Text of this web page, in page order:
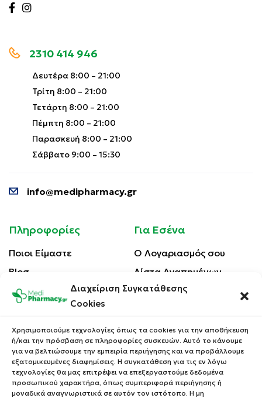
Διαχείριση Συγκατάθεσης
Cookies
Χρησιμοποιούμε τεχνολογίες όπως τα cookies για την αποθήκευση
ή/και την πρόσβαση σε πληροφορίες συσκευών. Αυτό το κάνουμε
για να βελτιώσουμε την εμπειρία περιήγησης και να προβάλλουμε
εξατομικευμένες διαφημίσεις. Η συγκατάθεση για τις εν λόγω
τεχνολογίες θα μας επιτρέψει να επεξεργαστούμε δεδομένα
προσωπικού χαρακτήρα, όπως συμπεριφορά περιήγησης ή
μοναδικά αναγνωριστικά σε αυτόν τον ιστότοπο. Η μη
2310 414 946
Δευτέρα 8:00 – 21:00
Τρίτη 8:00 – 21:00
Τετάρτη 8:00 – 21:00
Πέμπτη 8:00 – 21:00
Παρασκευή 8:00 – 21:00
Σάββατο 9:00 – 15:30
info@medipharmacy.gr
Πληροφορίες
Ποιοι Είμαστε
Blog
Επικοινωνία
Πολιτική Απορρήτου
Τρόποι Αποστολής
Τρόποι Πληρωμής
Για Εσένα
Ο Λογαριασμός σου
Λίστα Αγαπημένων
Οι Παραγγελίες σου
Κέρδισε Κουπόνι
Έκπτωσης